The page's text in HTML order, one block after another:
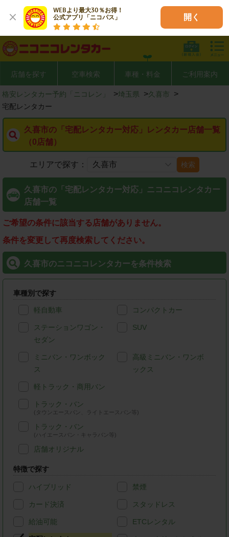
WEBより最大30％お得！
公式アプリ「ニコパス」
開く
店舗を探す 空車検索 車種・料金 ご利用案内
格安レンタカー予約「ニコレン」 >埼玉県 >久喜市 >
宅配レンタカー
久喜市の「宅配レンタカー対応」レンタカー店舗一覧
（0店舗）
エリアで探す： 検索
久喜市の「宅配レンタカー対応」ニコニコレンタカー
店舗一覧
ご希望の条件に該当する店舗がありません。
条件を変更して再度検索してください。
久喜市のニコニコレンタカーを条件検索
車種別で探す
軽自動車 コンパクトカー
ステーションワゴン・
セダン
SUV
ミニバン・ワンボック
ス
高級ミニバン・ワンボ
ックス
軽トラック・商用バン
トラック・バン
(タウンエースバン、ライトエースバン等)
トラック・バン
(ハイエースバン・キャラバン等)
店舗オリジナル
特徴で探す
ハイブリッド 禁煙
カード決済 スタッドレス
給油可能 ETCレンタル